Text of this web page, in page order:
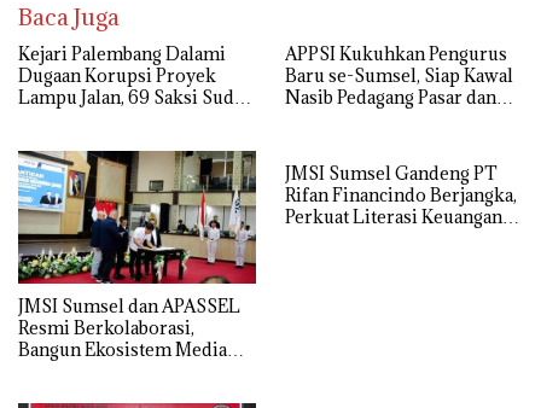
Baca Juga
Kejari Palembang Dalami
Dugaan Korupsi Proyek
Lampu Jalan, 69 Saksi Sudah
APPSI Kukuhkan Pengurus
Baru se-Sumsel, Siap Kawal
Nasib Pedagang Pasar dan
JMSI Sumsel dan APASSEL
Resmi Berkolaborasi,
Bangun Ekosistem Media
JMSI Sumsel Gandeng PT
Rifan Financindo Berjangka,
Perkuat Literasi Keuangan